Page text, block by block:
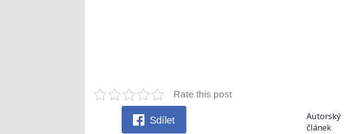
Rate this post
Sdílet
Autorský
článek